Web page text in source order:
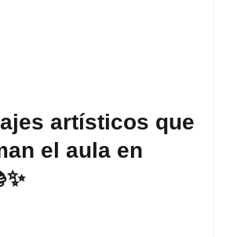
artísticos que
el aula en